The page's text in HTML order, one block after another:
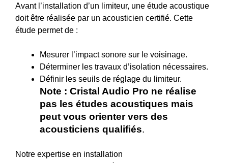
Avant l’installation d’un limiteur, une étude acoustique
doit être réalisée par un acousticien certifié. Cette
étude permet de :
Mesurer l’impact sonore sur le voisinage.
Déterminer les travaux d’isolation nécessaires.
Définir les seuils de réglage du limiteur.
Note : Cristal Audio Pro ne réalise
pas les études acoustiques mais
peut vous orienter vers des
acousticiens qualifiés.
Notre expertise en installation